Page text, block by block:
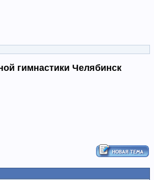
гимнастики Челябинск